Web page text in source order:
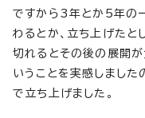
ですから3年とか5年の
わるとか、立ち上げたと
切れるとその後の展開が
いうことを実感しました
で立ち上げました。